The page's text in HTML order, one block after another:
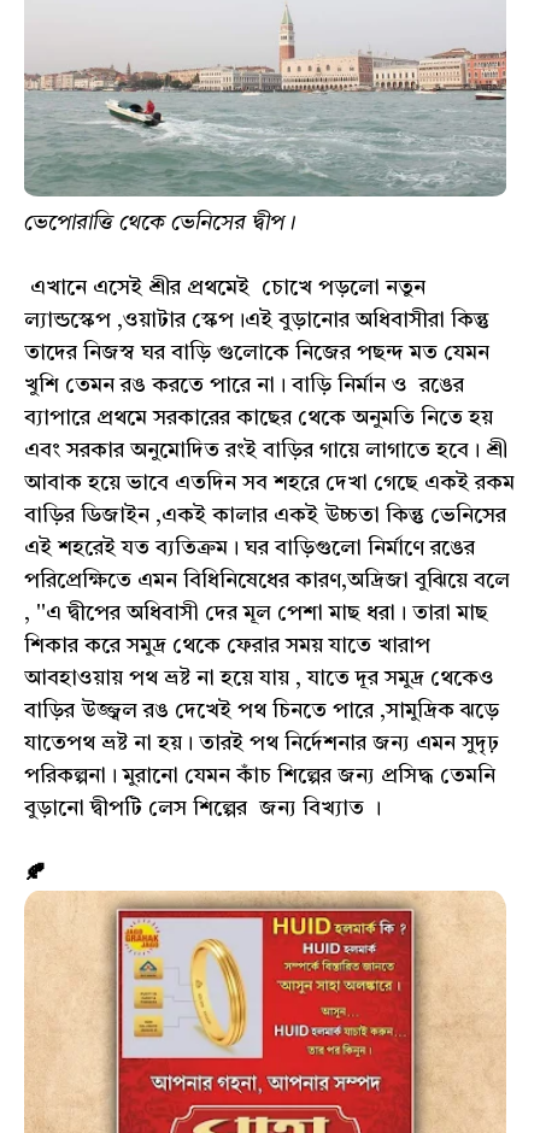
ভেপোরাত্তি থেকে ভেনিসের দ্বীপ।
এখানে এসেই শ্রীর প্রথমেই চোখে পড়লো নতুন
ল্যান্ডস্কেপ ,ওয়াটার স্কেপ।এই বুড়ানোর অধিবাসীরা কিন্তু
তাদের নিজস্ব ঘর বাড়ি গুলোকে নিজের পছন্দ মত যেমন
খুশি তেমন রঙ করতে পারে না। বাড়ি নির্মান ও রঙের
ব্যাপারে প্রথমে সরকারের কাছের থেকে অনুমতি নিতে হয়
এবং সরকার অনুমোদিত রংই বাড়ির গায়ে লাগাতে হবে। শ্রী
আবাক হয়ে ভাবে এতদিন সব শহরে দেখা গেছে একই রকম
বাড়ির ডিজাইন ,একই কালার একই উচ্চতা কিন্তু ভেনিসের
এই শহরেই যত ব্যতিক্রম। ঘর বাড়িগুলো নির্মাণে রঙের
পরিপ্রেক্ষিতে এমন বিধিনিষেধের কারণ,অদ্রিজা বুঝিয়ে বলে
, ''এ দ্বীপের অধিবাসী দের মূল পেশা মাছ ধরা। তারা মাছ
শিকার করে সমুদ্র থেকে ফেরার সময় যাতে খারাপ
আবহাওয়ায় পথ ভ্রষ্ট না হয়ে যায় , যাতে দূর সমুদ্র থেকেও
বাড়ির উজ্জ্বল রঙ দেখেই পথ চিনতে পারে ,সামুদ্রিক ঝড়ে
যাতেপথ ভ্রষ্ট না হয়। তারই পথ নির্দেশনার জন্য এমন সুদৃঢ়
পরিকল্পনা। মুরানো যেমন কাঁচ শিল্পের জন্য প্রসিদ্ধ তেমনি
বুড়ানো দ্বীপটি লেস শিল্পের জন্য বিখ্যাত ।
🍂